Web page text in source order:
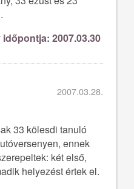
2007.03.30
2007.03.28.
33 kölesdi tanuló
ennek
két első,
helyezést értek el.